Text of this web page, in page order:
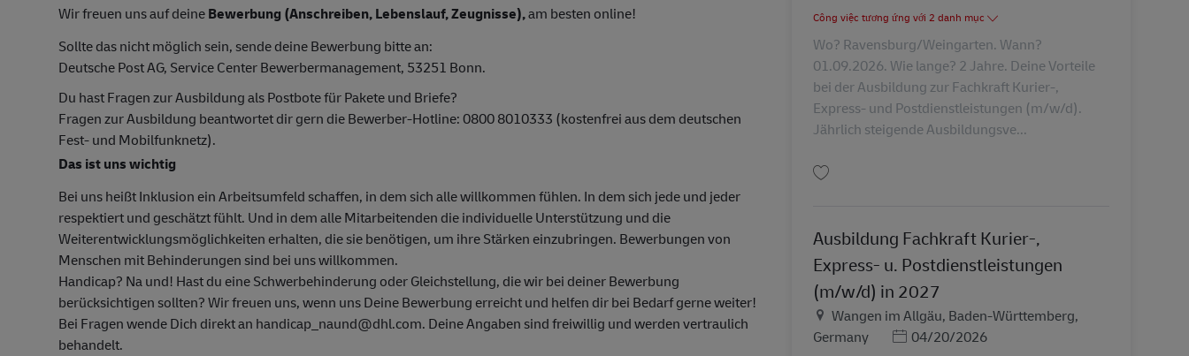
Wir freuen uns auf deineBewerbung (Anschreiben, Lebenslauf, Zeugnisse),am besten online!
Sollte das nicht möglich sein, sende deine Bewerbung bitte an:
Deutsche Post AG, Service Center Bewerbermanagement, 53251 Bonn.
Du hast Fragen zur Ausbildung als Postbote für Pakete und Briefe?
Fragen zur Ausbildung beantwortet dir gern die Bewerber-Hotline: 0800 8010333 (kostenfrei aus dem deutschen
Fest- und Mobilfunknetz).
Das ist uns wichtig
Bei uns heißt Inklusion ein Arbeitsumfeld schaffen, in dem sich alle willkommen fühlen. In dem sich jede und jeder
respektiert und geschätzt fühlt. Und in dem alle Mitarbeitenden die individuelle Unterstützung und die
Weiterentwicklungsmöglichkeiten erhalten, die sie benötigen, um ihre Stärken einzubringen. Bewerbungen von
Menschen mit Behinderungen sind bei uns willkommen.
Handicap? Na und! Hast du eine Schwerbehinderung oder Gleichstellung, die wir bei deiner Bewerbung
berücksichtigen sollten? Wir freuen uns, wenn uns Deine Bewerbung erreicht und helfen dir bei Bedarf gerne weiter!
Bei Fragen wende Dich direkt an handicap_naund@dhl.com. Deine Angaben sind freiwillig und werden vertraulich
behandelt.
Công việc tương ứng với 2 danh mục
Wo? Ravensburg/Weingarten. Wann?
01.09.2026. Wie lange? 2 Jahre. Deine Vorteile
bei der Ausbildung zur Fachkraft Kurier-,
Express- und Postdienstleistungen (m/w/d).
Jährlich steigende Ausbildungsve...
Ausbildung Fachkraft Kurier-,
Express- u. Postdienstleistungen
(m/w/d) in 2027
Địa điểm
Wangen im Allgäu, Baden-Württemberg,
Germany
Posted Date
04/20/2026